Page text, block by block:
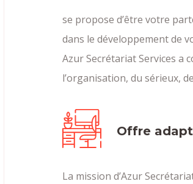
se propose d’être votre
dans le développement de
Azur Secrétariat Services a
l’organisation, du sérieux,
Offre
La mission d’Azur